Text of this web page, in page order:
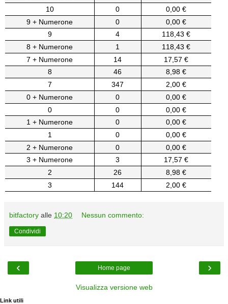
10
0
0,00 €
9 + Numerone
0
0,00 €
9
4
118,43 €
8 + Numerone
1
118,43 €
7 + Numerone
14
17,57 €
8
46
8,98 €
7
347
2,00 €
0 + Numerone
0
0,00 €
0
0
0,00 €
1 + Numerone
0
0,00 €
1
0
0,00 €
2 + Numerone
0
0,00 €
3 + Numerone
3
17,57 €
2
26
8,98 €
3
144 2,00 €
bitfactory alle 10:20 Nessun commento:
Condividi
‹ ›
Home page
Visualizza versione web
Link utili